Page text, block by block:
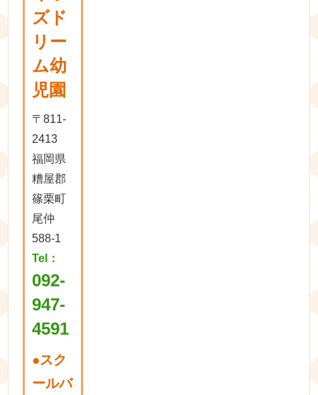
ズド
リー
ム幼
児園
〒811-
2413
福岡県
糟屋郡
篠栗町
尾仲
588-1
Tel：
092-
947-
4591
●スク
ールバ